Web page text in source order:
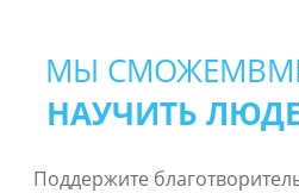
МЫ СМОЖЕМ
НАУЧИТЬ
Поддержите